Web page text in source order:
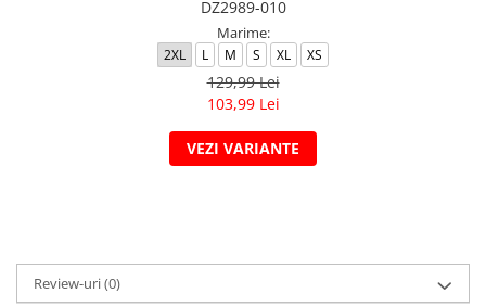
DZ2989-010
Marime:
2XL L M S XL XS
129,99 Lei
103,99 Lei
VEZI VARIANTE
Review-uri(0)